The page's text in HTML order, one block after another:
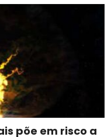
põe em risco a